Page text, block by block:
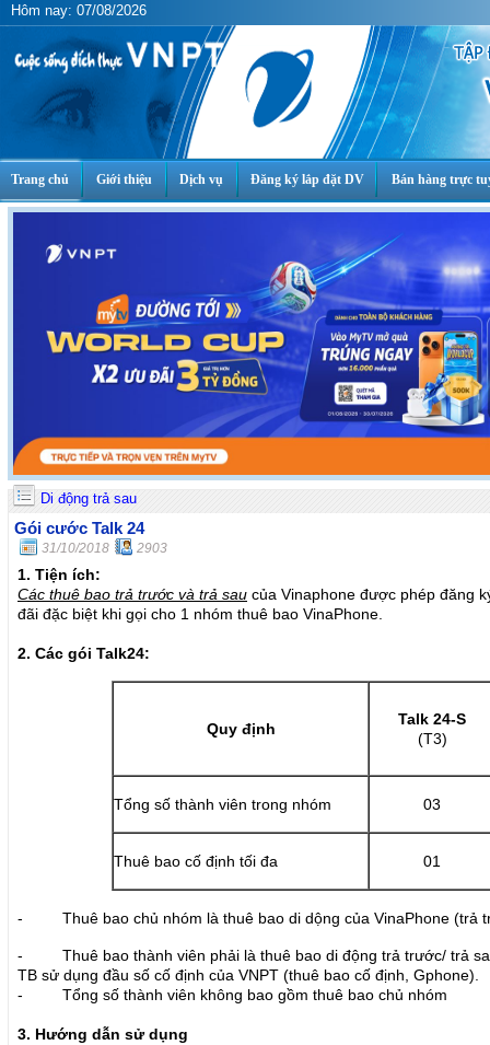
Hôm nay: 07/08/2026
Trang chủ Giới thiệu Dịch vụ Đăng ký lắp đặt DV Bán hàng trực
Di động trả sau
Gói cước Talk 24
31/10/2018 2903
1. Tiện ích:
Các thuê bao trả trước và trả sau của Vinaphone được phép đăng
đãi đặc biệt khi gọi cho 1 nhóm thuê bao VinaPhone.
2. Các gói Talk24:
Quy định
Talk 24-S
(T3)
Tổng số thành viên trong nhóm 03
Thuê bao cố định tối đa 01
- Thuê bao chủ nhóm là thuê bao di dộng của VinaPhone (trả
- Thuê bao thành viên phải là thuê bao di động trả trước/ trả
TB sử dụng đầu số cố định của VNPT (thuê bao cố định, Gphone).
- Tổng số thành viên không bao gồm thuê bao chủ nhóm
3. Hướng dẫn sử dụng